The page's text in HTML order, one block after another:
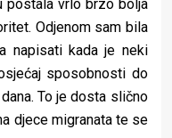
postala vrlo brzo bolja
Odjenom sam bila
napisati kada je neki
sposobnosti do
To je dosta slično
djece migranata te se